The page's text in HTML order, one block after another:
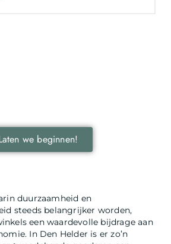
duurzaamheid en
steeds belangrijker worden,
een waardevolle bijdrage aan
In Den Helder is er zo’n
we beginnen!